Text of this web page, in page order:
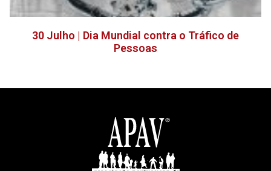
30 Julho | Dia Mundial contra o Tráfico de
Pessoas